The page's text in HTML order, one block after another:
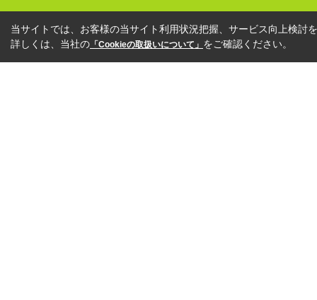
当サイトでは、お客様の当サイト利用状況把握、サービス向上検討
詳しくは、当社の 「Cookieの取扱いについて」 をご確認ください。